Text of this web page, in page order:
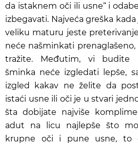
da istaknem oči ili usne“ i
izbegavati. Najveća greška
veliku maturu jeste
neće našminkati
tražite. Međutim, vi budite
šminka neće izgledati lepše,
izgled kakav ne želite da
istaći usne ili oči je u stvari
šta dobijate najviše
adut na licu najlepše što
krupne oči i pune usne, to